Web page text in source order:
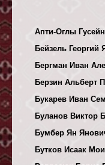
Апти-Оглы
Бейзель Георгий
Бергман Иван
Берзин Альберт
Букарев Иван
Буланов Виктор
Бумбер Ян
Бутков Исаак